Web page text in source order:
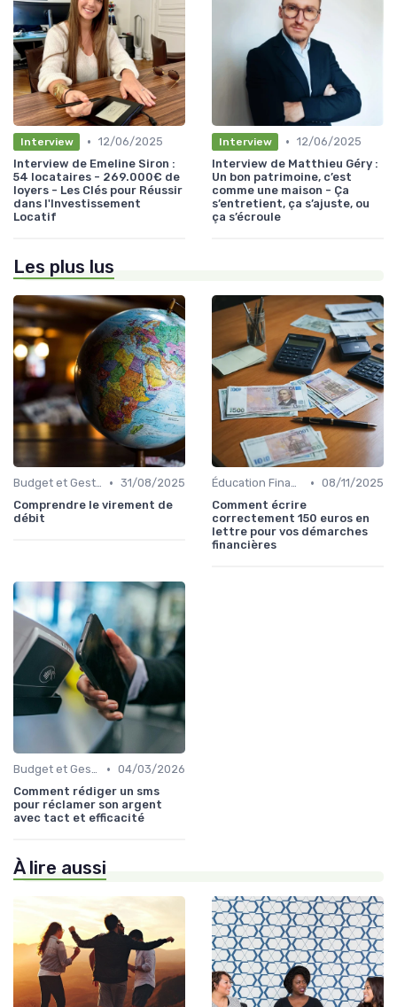
Interview • 12/06/2025
Interview de Emeline Siron :
54 locataires - 269.000€ de
loyers - Les Clés pour Réussir
dans l'Investissement
Locatif
Interview • 12/06/2025
Interview de Matthieu Géry :
Un bon patrimoine, c’est
comme une maison - Ça
s’entretient, ça s’ajuste, ou
ça s’écroule
Les plus lus
Budget et Gestion des Finances Personnelles • 31/08/2025
Comprendre le virement de
débit
Éducation Financière • 08/11/2025
Comment écrire
correctement 150 euros en
lettre pour vos démarches
financières
Budget et Gestion des Finances Personnelles • 04/03/2026
Comment rédiger un sms
pour réclamer son argent
avec tact et efficacité
À lire aussi